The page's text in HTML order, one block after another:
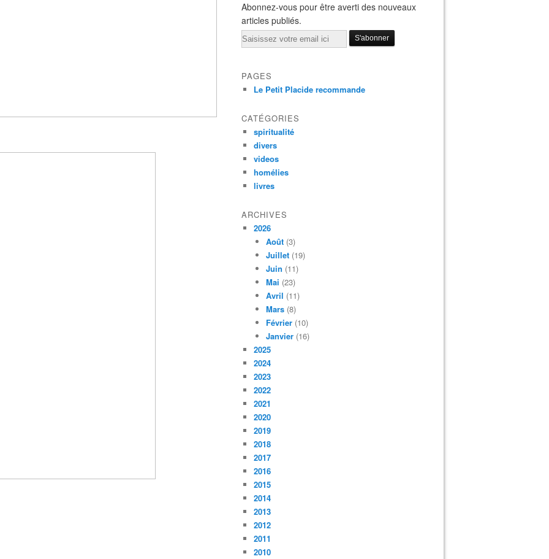
Abonnez-vous pour être averti des nouveaux
articles publiés.
Email
PAGES
Le Petit Placide recommande
CATÉGORIES
spiritualité
divers
videos
homélies
livres
ARCHIVES
2026
Août (3)
Juillet (19)
Juin (11)
Mai (23)
Avril (11)
Mars (8)
Février (10)
Janvier (16)
2025
2024
2023
2022
2021
2020
2019
2018
2017
2016
2015
2014
2013
2012
2011
2010